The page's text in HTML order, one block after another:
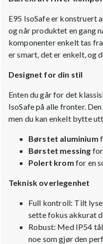
E95 IsoSafe er konstruert
og når produktet en gang
komponenter enkelt tas
er smart, det er enkelt, og
Designet for din stil
Enten du går for det
IsoSafe på alle fronter.
men du kan enkelt bytte
Børstet aluminium
Børstet messing
Polert krom for en
Teknisk overlegenhet
Full kontroll: Tilt
sette fokus akkurat
Robust: Med IP54
noe som gjør den